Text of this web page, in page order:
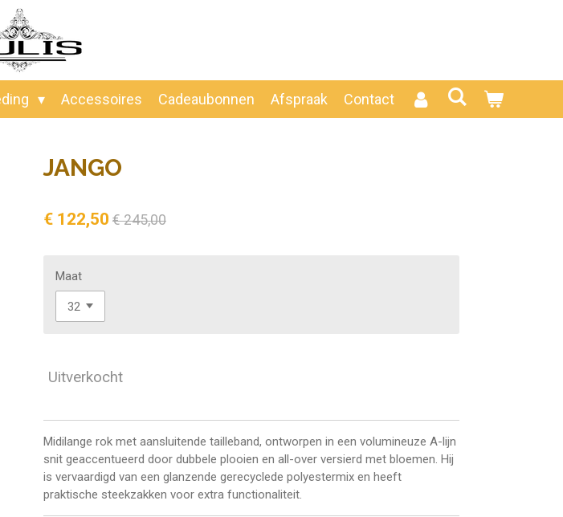
Accessoires Cadeaubonnen Afspraak Contact
JANGO
€ 122,50 € 245,00
Maat
Uitverkocht
Midilange rok met aansluitende tailleband, ontworpen in een volumineuze A-lijn
snit geaccentueerd door dubbele plooien en all-over versierd met bloemen. Hij
is vervaardigd van een glanzende gerecyclede polyestermix en heeft
praktische steekzakken voor extra functionaliteit.